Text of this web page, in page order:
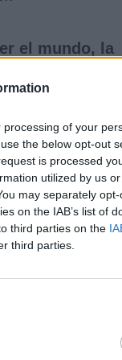
of your
the below opt-out
is processed
utilized by us
may separately
on the IAB’s list of
third parties on the
third parties.
el mundo, la
ese sentido,
intramural como
vez más, hay
de esas dos
lado.
ya
la población
un riesgo
de un